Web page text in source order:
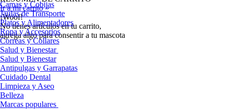
Ir a mi carrito »
¡Woof!
No tíenes artículos en tu carrito,
agrega algo para consentir a tu mascota
Camas y Cobijas
Jaulas de Transporte
Platos y Alimentadores
Ropa y Accesorios
Correas y Collares
Salud y Bienestar
Salud y Bienestar
Antipulgas y Garrapatas
Cuidado Dental
Limpieza y Aseo
Belleza
Marcas populares